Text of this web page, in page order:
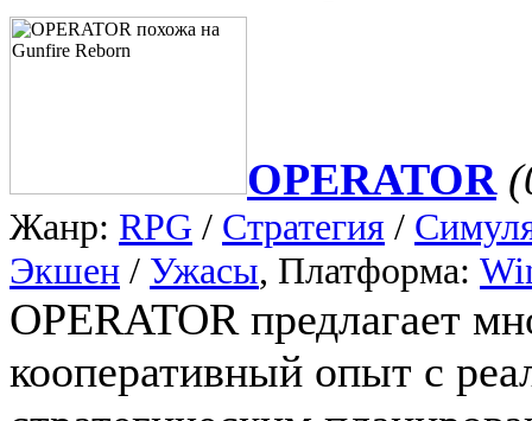
OPERATOR
Жанр: RPG / Стратегия /
Экшен / Ужасы, Платформа:
OPERATOR предлагает
кооперативный опыт с